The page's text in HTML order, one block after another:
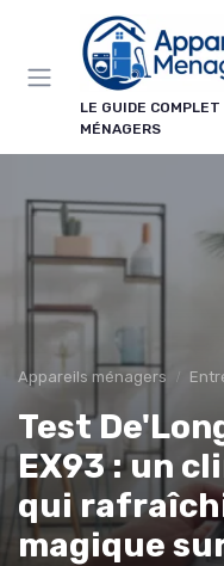
LE GUIDE
MÉNAGERS
Appareils ménagers
Test
EX93 : un
qui
magique
Panneau de gestion des